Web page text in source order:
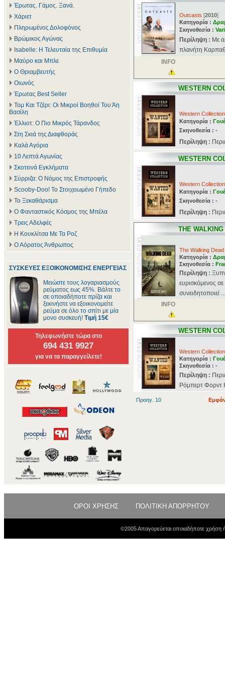
Έρωτας. Γάμος. Ξανά.
Χάριετ
Πληρωμένος Δολοφόνος
Βρώμικος Αγώνας
Isabelle: Η Τελευταία της Επιθυμία
Μαύρο και Μπλε
Ο Θριαμβευτής
Οιωνός
Έρωτας Best Seller
Τομ Και Τζέρι: Οι Μικροί Βοηθοί Του Άη
Βασίλη
Έλλιοτ: Ο Πιο Μικρός Τάρανδος
Στη Σκιά της Διαφθοράς
Καλά Αγόρια
10 Λεπτά Αγωνίας
Σκοτεινά Εγκλήματα
Σύρριζα: Ο Νόμος της Επιστροφής
Scooby-Doo! Το Στοιχειωμένο Γήπεδο
Το Ξεκαθάρισμα
Ο Φανταστικός Κόσμος της Μπέλα
Τρεις Αδελφές
Η Κουκλίτσα Με Τα Ροζ
Ο Αόρατος Άνθρωπος
ΣΥΣΚΕΥΕΣ ΕΞΟΙΚΟΝΟΜΙΣΗΣ ΕΝΕΡΓΕΙΑΣ
Μειώστε τους λογαριασμούς
ρεύματος εως 45%. Βάλτε το
σε οποιαδήποτε πρίζα και
ξεκινήστε να εξοικονομείτε
ρεύμα σε όλο το σπίτι με μία
μονο συσκευή! Τιμή 15€
Τηλεφωνήστε τώρα στο
694 431 9927
για να τα παραγγείλετε!
Outcasts [2010]
Κατηγορία :
Σκηνοθεσία :
Περίληψη : Με
πλανήτη
INFO
WESTERN
Western Collection
Κατηγορία :
Σκηνοθεσία : -
Περίληψη :
WESTERN
Western Collection
Κατηγορία :
Σκηνοθεσία : -
Περίληψη :
THE
The Walking Dead
Κατηγορία :
Σκηνοθεσία :
Περίληψη :
ευρισκόμενος
συνειδητοποιεί ...
INFO
WESTERN
Western Collection
Κατηγορία :
Σκηνοθεσία : -
Περίληψη :
Ρόμπερτ Φορντ
Προηγ. 10
ΟΡΟΙ ΧΡΗΣΗΣ ΠΟΛΙΤΙΚΗ ΑΠΟΡΡΗΤΟΥ
©2005 Απαγορεύεται οποιαδήποτε χρήση